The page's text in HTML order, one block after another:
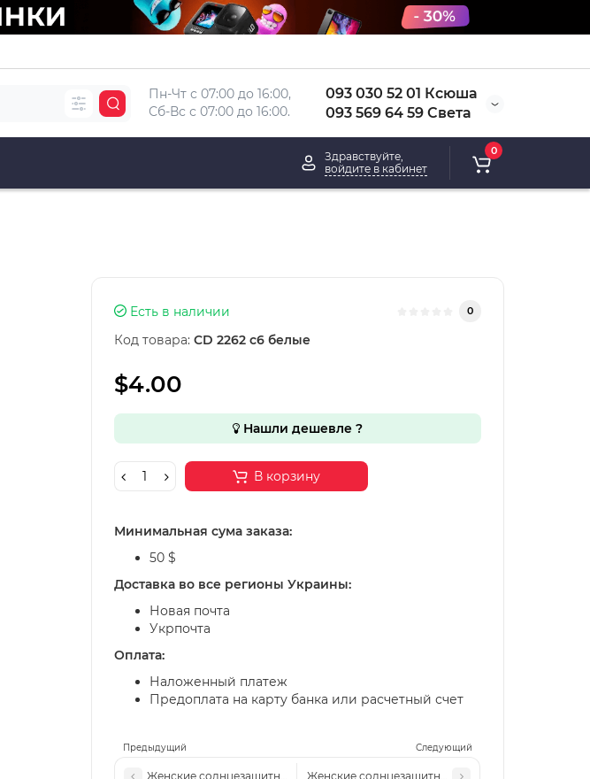
Пн-Чт с 07:00 до 16:00,
Сб-Вс с 07:00 до 16:00.
093 030 52 01 Ксюша
093 569 64 59 Света
Здравствуйте,
войдите в кабинет
0
Предыдущий Следующий
Женские солнцезащитные очки Cel 2514 c1 черныеЖенские солнцезащитные очки CD 2262 с5 синие
Есть в наличии 0
Код товара: CD 2262 с6 белые
$4.00
Нашли дешевле ?
В корзину
Минимальная сума заказа:
50 $
Доставка во все регионы Украины:
Новая почта
Укрпочта
Оплата:
Наложенный платеж
Предоплата на карту банка или расчетный счет